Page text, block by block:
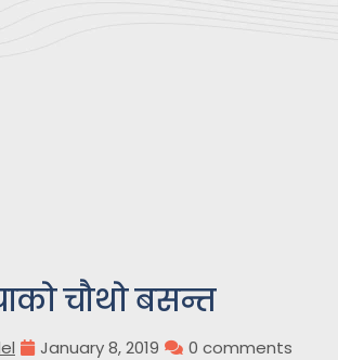
चौथो बसन्त
January 8, 2019 0 comments